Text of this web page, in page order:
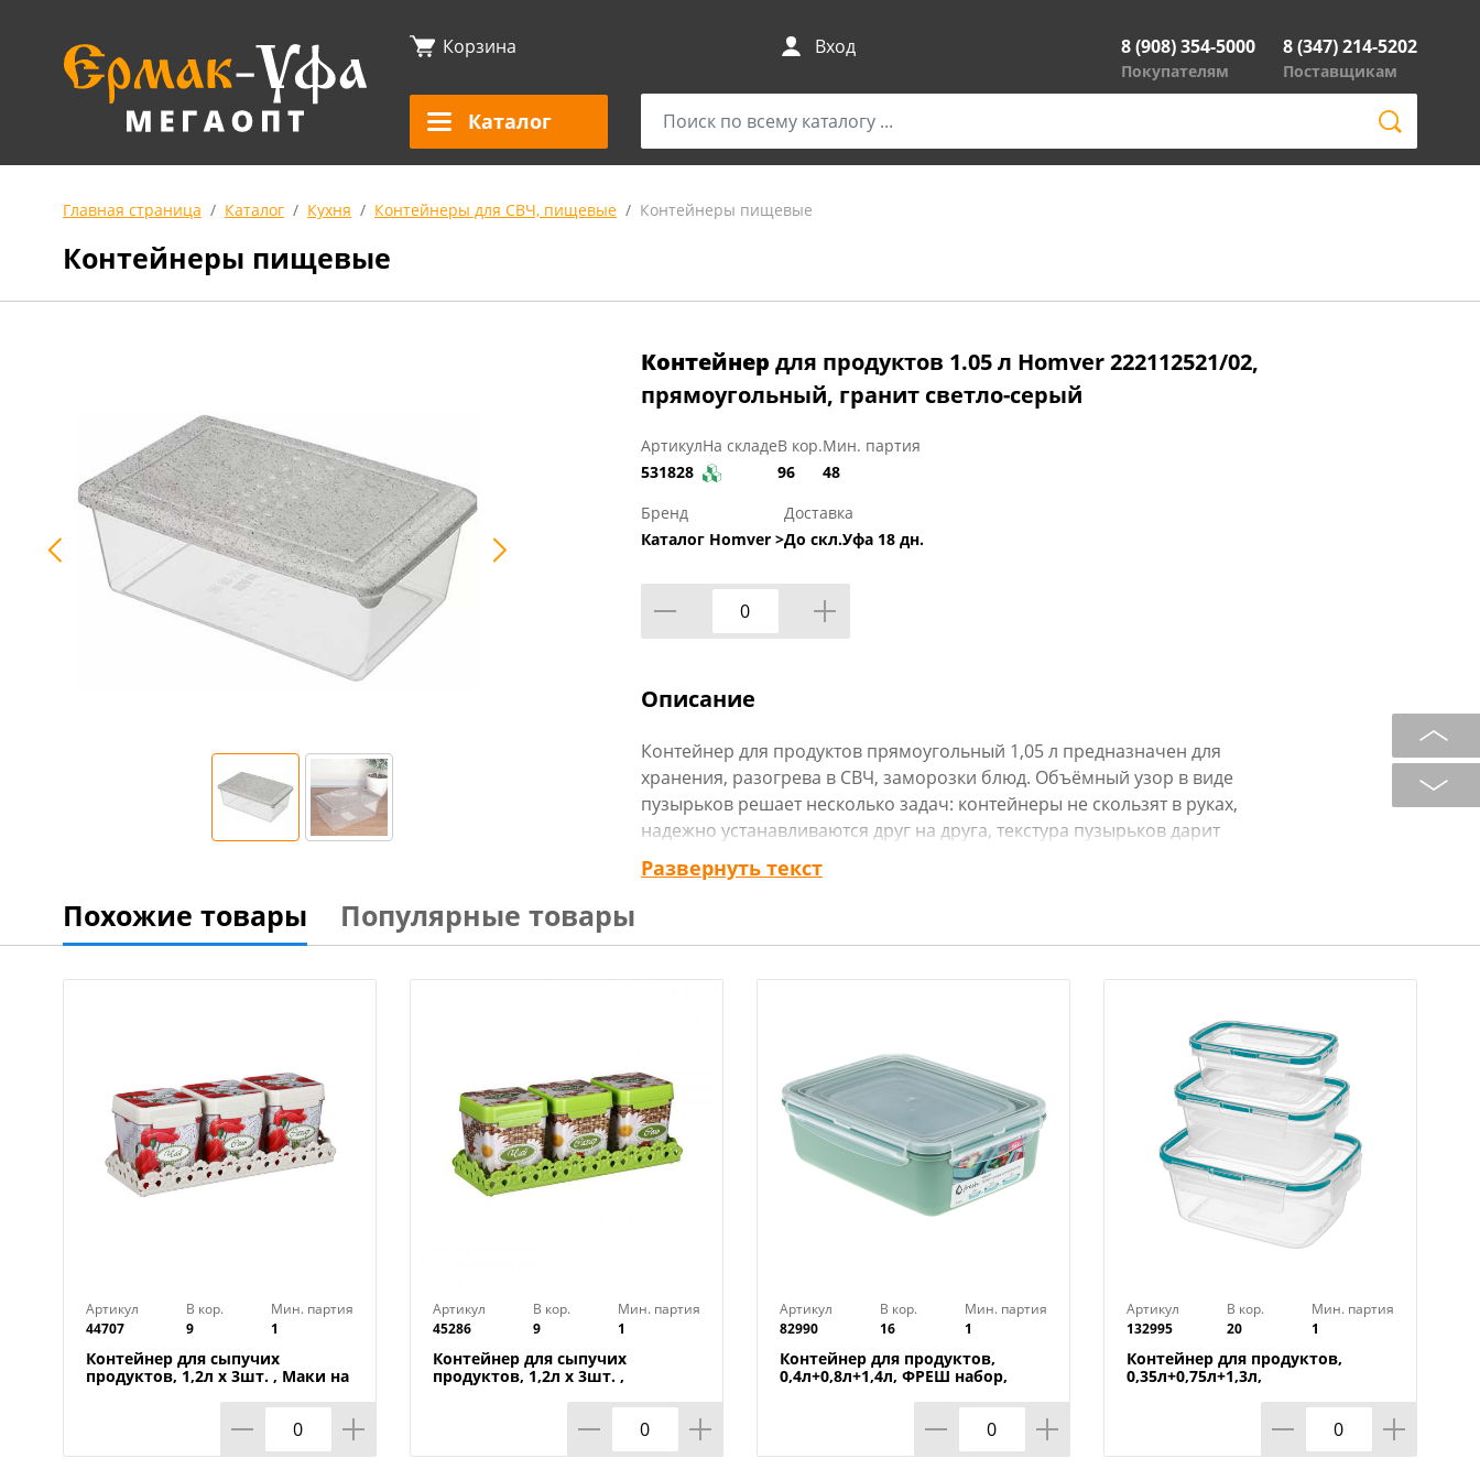
Корзина Вход 8 (908) 354-5000
Покупателям
8 (347) 214-5202
Поставщикам
Каталог
Главная страница Каталог Кухня Контейнеры для СВЧ, пищевые Контейнеры пищевые
Контейнеры пищевые
Контейнер для продуктов 1.05 л Homver 222112521/02,
прямоугольный, гранит светло-серый
Артикул
531828
На складеВ кор.
96
Мин. партия
48
Бренд
Каталог Homver >
Доставка
До скл.Уфа 18 дн.
Описание
Контейнер для продуктов прямоугольный 1,05 л предназначен для
хранения, разогрева в СВЧ, заморозки блюд. Объёмный узор в виде
пузырьков решает несколько задач: контейнеры не скользят в руках,
надежно устанавливаются друг на друга, текстура пузырьков дарит
приятные тактильные ощущения от прикосновения. Уникальная коллекция
контейнеров и банок для продуктов разработана в едином стиле с учетом
полипропилена, не содержит бисфенола А.
Развернуть текст
Похожие товары Популярные товары
Артикул
44707
В кор.
9
Мин. партия
1
Контейнер для сыпучих
продуктов, 1,2л х 3шт. , Маки на
Артикул
45286
В кор.
9
Мин. партия
1
Контейнер для сыпучих
продуктов, 1,2л х 3шт. ,
Артикул
82990
В кор.
16
Мин. партия
1
Контейнер для продуктов,
0,4л+0,8л+1,4л, ФРЕШ набор,
Артикул
132995
В кор.
20
Мин. партия
1
Контейнер для продуктов,
0,35л+0,75л+1,3л,